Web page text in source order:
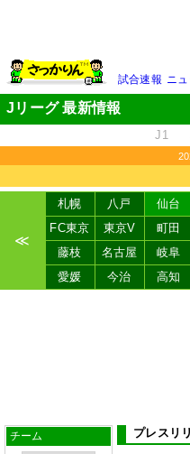
試合速報 ニ
Jリーグ 最新情報
J1
≪
札幌 八戸 仙台
FC東京
東京V 町田
藤枝
名古屋 岐阜
愛媛
今治 高知
チーム プレスリ